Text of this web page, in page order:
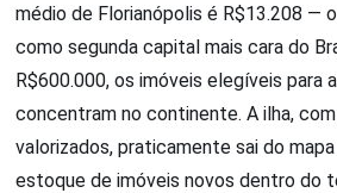
médio de Florianópolis é R$13.208 —
como segunda capital mais cara do
R$600.000, os imóveis elegíveis para
concentram no continente. A ilha,
valorizados, praticamente sai do
estoque de imóveis novos dentro do